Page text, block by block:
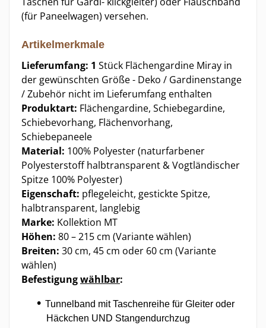
(für Paneelwagen) versehen.
Artikelmerkmale
Lieferumfang: 1 Stück Flächengardine Miray in
der gewünschten Größe - Deko / Gardinenstange
/ Zubehör nicht im Lieferumfang enthalten
Produktart: Flächengardine, Schiebegardine,
Schiebevorhang, Flächenvorhang,
Schiebepaneele
Material: 100% Polyester (naturfarbener
Polyesterstoff halbtransparent & Vogtländischer
Spitze 100% Polyester)
Eigenschaft: pflegeleicht, gestickte Spitze,
halbtransparent, langlebig
Marke: Kollektion MT
Höhen: 80 – 215 cm (Variante wählen)
Breiten: 30 cm, 45 cm oder 60 cm (Variante
wählen)
Befestigungwählbar:
Tunnelband mit Taschenreihe für Gleiter oder
Häckchen UND Stangendurchzug